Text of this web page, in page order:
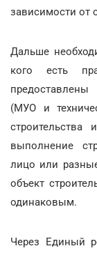
зависимости от
Дальше
кого есть
(МУО и
выполнение
лицо или
объект
одинаковым.
Через Единый